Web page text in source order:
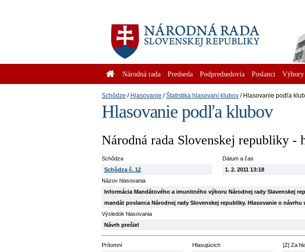
Národná rada Predseda Podpredsedovia Poslanci Výbory
Schôdze Hlasovanie Štatistika hlasovaní klubov Hlasovanie podľa
Hlasovanie podľa klubov
Národná rada Slovenskej republiky -
Schôdza
Schôdza č. 12
Dátum a čas
1. 2. 2011 13:18
Názov hlasovania
Informácia Mandátového a imunitného výboru Národnej rady Slavenskej
mandát poslanca Národnej rady Slovenskej republiky. Hlasovanie o návrhu
Výsledok hlasovania
Návrh prešiel
Prítomní
Hlasujúcich
[Z] Za